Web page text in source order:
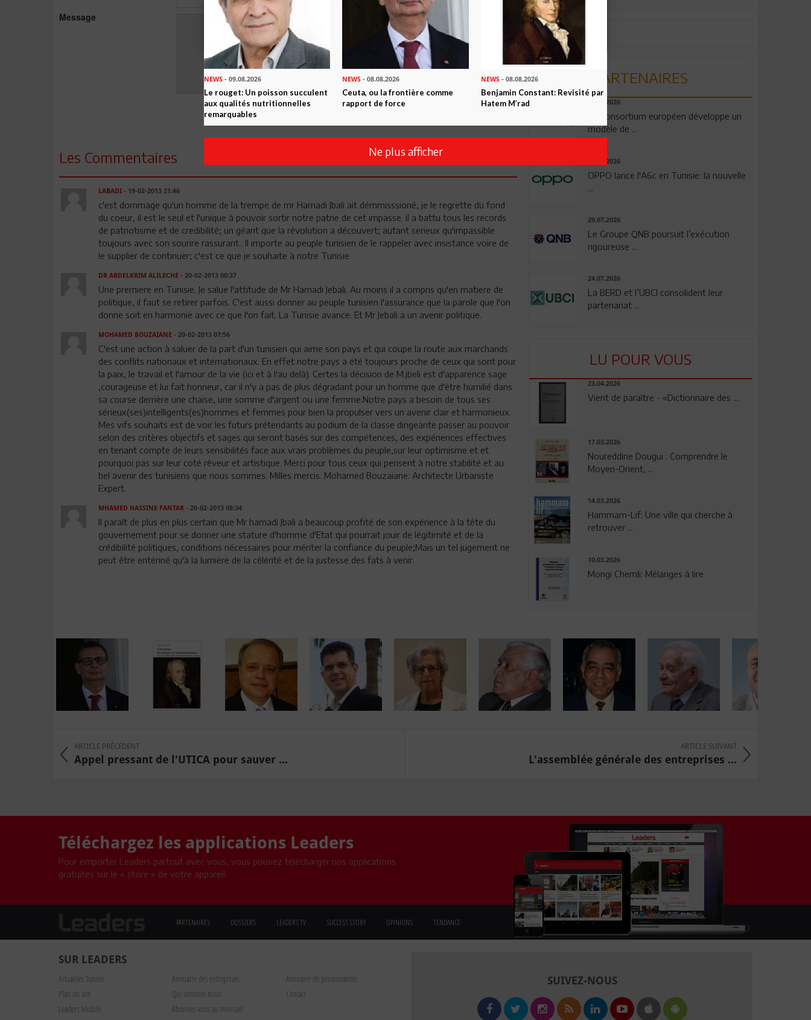
Message
Les Commentaires
LABADI- 19-02-2013 21:46
c'est dommage qu'un homme de la trempe de mr Hamadi Jbali ait démmisssioné, je le regrette du fond
du coeur, il est le seul et l'unique à pouvoir sortir notre patrie de cet impasse. il a battu tous les records
de patriotisme et de credibilité; un géant que la révolution a découvert; autant serieux qu'impassible
toujours avec son sourire rassurant.. Il importe au peuple tunisien de le rappeler avec insistance voire de
le supplier de continuer; c'est ce que je souhaite à notre Tunisie
DR ABDELKRIM ALILECHE- 20-02-2013 00:37
Une premiere en Tunisie. Je salue l'attitude de Mr Hamadi Jebali. Au moins il a compris qu'en matiere de
politique, il faut se retirer parfois. C'est aussi donner au peuple tunisien l'assurance que la parole que l'on
donne soit en harmonie avec ce que l'on fait. La Tunisie avance. Et Mr Jebali a un avenir politique.
MOHAMED BOUZAIANE- 20-02-2013 07:56
C'est une action à saluer de la part d'un tunisien qui aime son pays et qui coupe la route aux marchands
des conflits nationaux et internationaux. En effet notre pays a été toujours proche de ceux qui sont pour
la paix, le travail et l'amour de la vie (ici et à l'au delà). Certes la décision de M.jbeli est d'apparence sage
,courageuse et lui fait honneur, car il n'y a pas de plus dégradant pour un homme que d'être humilié dans
sa course derrière une chaise, une somme d'argent ou une femme.Notre pays a besoin de tous ses
sérieux(ses)intelligents(es)hommes et femmes pour bien la propulser vers un avenir clair et harmonieux.
Mes vifs souhaits est de voir les futurs prétendants au podium de la classe dirigeante passer au pouvoir
selon des critères objectifs et sages qui seront basés sur des compétences, des expériences effectives
en tenant compte de leurs sensibilités face aux vrais problèmes du peuple,sur leur optimisme et et
pourquoi pas sur leur coté rêveur et artistique. Merci pour tous ceux qui pensent à notre stabilité et au
bel avenir des tunisiens que nous sommes. Milles mercis. Mohamed Bouzaiane: Architecte Urbaniste
Expert.
MHAMED HASSINE FANTAR- 20-02-2013 08:34
Il paraît de plus en plus certain que Mr hamadi Jbali a beaucoup profité de son expérience à la tête du
gouvernement pour se donner une stature d'homme d'Etat qui pourrait jouir de légitimité et de la
crédibilité politiques, conditions nécessaires pour mériter la confiance du peuple;Mais un tel jugement ne
peut être entériné qu'à la lumière de la célérité et de la justesse des fats à venir.
PARTENAIRES
06.08.2026
Un consortium européen développe un
modèle de ...
04.08.2026
OPPO lance l'A6c en Tunisie: la nouvelle
...
29.07.2026
Le Groupe QNB poursuit l’exécution
rigoureuse ...
24.07.2026
La BERD et l’UBCI consolident leur
partenariat ...
LU POUR VOUS
23.04.2026
Vient de paraître - «Dictionnaire des ...
17.03.2026
Noureddine Dougui : Comprendre le
Moyen-Orient, ...
14.03.2026
Hammam-Lif: Une ville qui cherche à
retrouver ...
10.03.2026
Mongi Chemli: Mélanges à lire
ARTICLE PRÉCÉDENT
Appel pressant de l'UTICA pour sauver ...
ARTICLE SUIVANT
L'assemblée générale des entreprises ...
Téléchargez les applications Leaders
Pour emporter Leaders partout avec vous, vous pouvez télécharger nos applications
gratuites sur le « store » de votre appareil.
PARTENAIRES DOSSIERS LEADERS TV SUCCESS STORY OPINIONS TENDANCE
SUR LEADERS
Actualités Tunisie Annuaire des entreprises
Annuaire de personnalités
Plan du site
Qui sommes nous
Contact
Leaders Mobile
Abonnez-vous au mensuel
SUIVEZ-NOUS
NEWS - 09.08.2026
Le rouget: Un poisson succulent
aux qualités nutritionnelles
remarquables
NEWS - 08.08.2026
Ceuta, ou la frontière comme
rapport de force
NEWS- 08.08.2026
Benjamin Constant: Revisité par
Hatem M’rad
Ne plus afficher